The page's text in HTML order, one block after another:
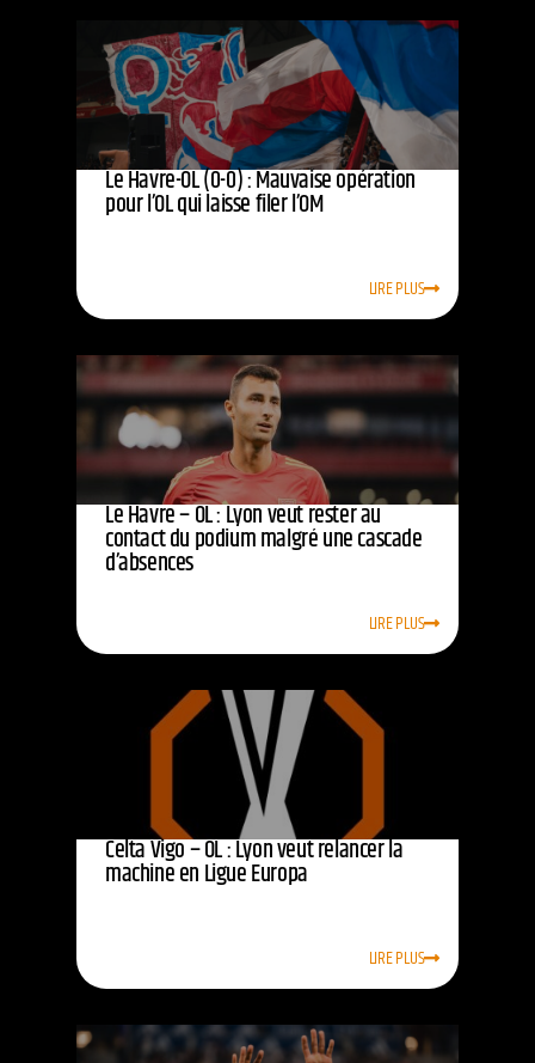
Le Havre-OL (0-0) : Mauvaise opération
pour l’OL qui laisse filer l’OM
LIRE PLUS
Le Havre – OL : Lyon veut rester au
contact du podium malgré une cascade
d’absences
LIRE PLUS
Celta Vigo – OL : Lyon veut relancer la
machine en Ligue Europa
LIRE PLUS